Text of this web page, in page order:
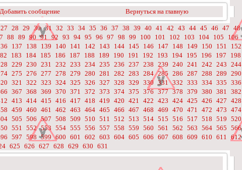
Добавить сообщение Вернуться на главную
27 28 29 30 31 32 33 34 35 36 37 38 39 40 41 42 43 44 45 46 47 48
88 89 90 91 92 93 94 95 96 97 98 99 100 101 102 103 104 105 106
137 138 139 140 141 142 143 144 145 146 147 148 149 150 151 152
183 184 185 186 187 188 189 190 191 192 193 194 195 196 197 198
229 230 231 232 233 234 235 236 237 238 239 240 241 242 243 244
275 276 277 278 279 280 281 282 283 284 285 286 287 288 289 290
321 322 323 324 325 326 327 328 329 330 331 332 333 334 335 336
367 368 369 370 371 372 373 374 375 376 377 378 379 380 381 382
413 414 415 416 417 418 419 420 421 422 423 424 425 426 427 428
459 460 461 462 463 464 465 466 467 468 469 470 471 472 473 474
505 506 507 508 509 510 511 512 513 514 515 516 517 518 519 520
551 552 553 554 555 556 557 558 559 560 561 562 563 564 565 566
597 598 599 600 601 602 603 604 605 606 607 608 609 610 611 612
625 626 627 628 629 630 631